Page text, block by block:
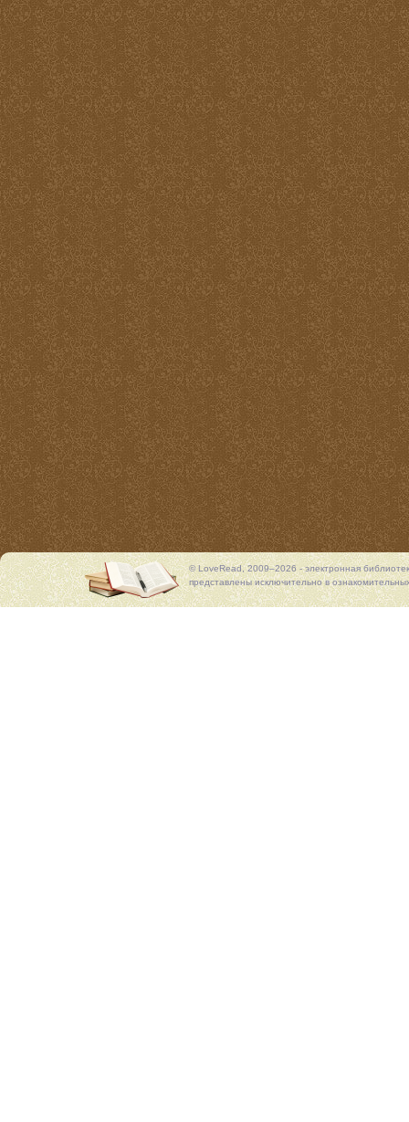
© LoveRead, 2009–2026 - электронная
представлены исключительно в